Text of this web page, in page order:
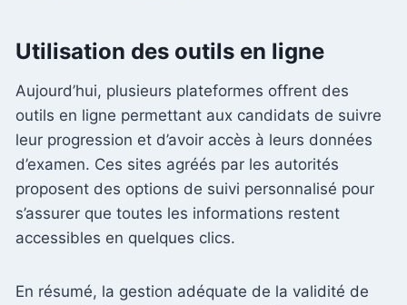
Utilisation des outils en ligne
Aujourd’hui, plusieurs plateformes offrent des
outils en ligne permettant aux candidats de suivre
leur progression et d’avoir accès à leurs données
d’examen. Ces sites agréés par les autorités
proposent des options de suivi personnalisé pour
s’assurer que toutes les informations restent
accessibles en quelques clics.
En résumé, la gestion adéquate de la validité de